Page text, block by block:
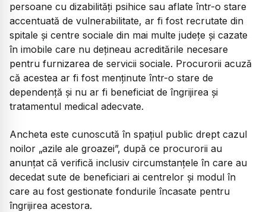
persoane cu dizabilități psihice sau aflate într-o stare
accentuată de vulnerabilitate, ar fi fost recrutate din
spitale și centre sociale din mai multe județe și cazate
în imobile care nu dețineau acreditările necesare
pentru furnizarea de servicii sociale. Procurorii acuză
că acestea ar fi fost menținute într-o stare de
dependență și nu ar fi beneficiat de îngrijirea și
tratamentul medical adecvate.
Ancheta este cunoscută în spațiul public drept cazul
noilor „azile ale groazei”, după ce procurorii au
anunțat că verifică inclusiv circumstanțele în care au
decedat sute de beneficiari ai centrelor și modul în
care au fost gestionate fondurile încasate pentru
îngrijirea acestora.